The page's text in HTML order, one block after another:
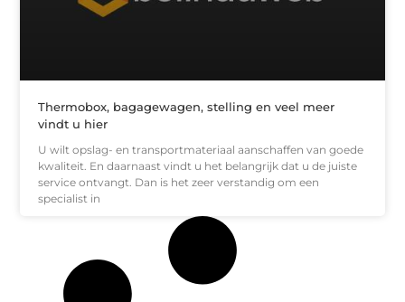
Thermobox, bagagewagen, stelling en veel meer
vindt u hier
U wilt opslag- en transportmateriaal aanschaffen van goede
kwaliteit. En daarnaast vindt u het belangrijk dat u de juiste
service ontvangt. Dan is het zeer verstandig om een
specialist in